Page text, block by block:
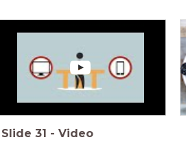
Slide 31 - Video